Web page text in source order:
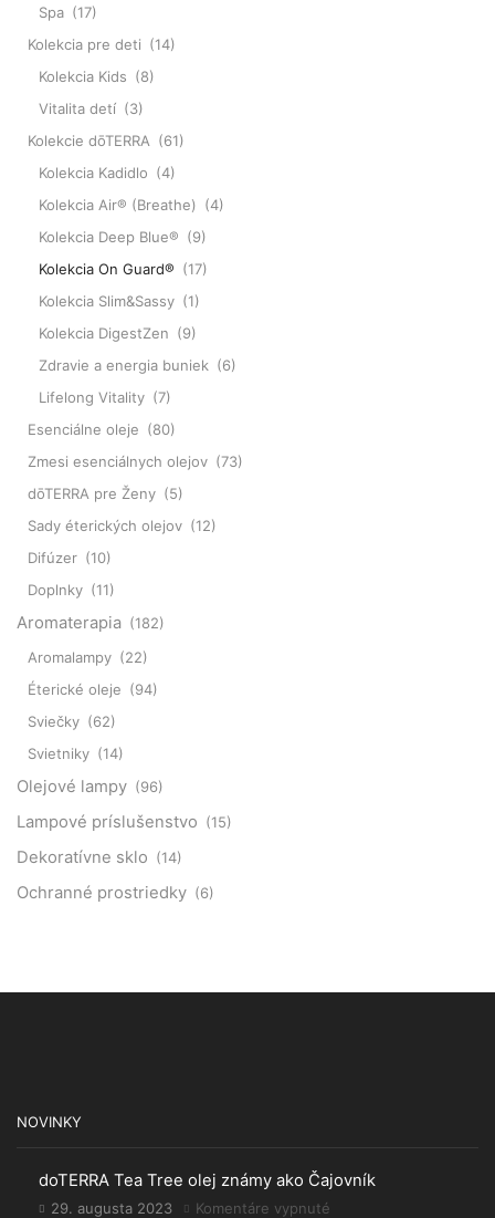
Spa (17)
Kolekcia pre deti (14)
Kolekcia Kids (8)
Vitalita detí (3)
Kolekcie dōTERRA (61)
Kolekcia Kadidlo (4)
Kolekcia Air® (Breathe) (4)
Kolekcia Deep Blue® (9)
Kolekcia On Guard® (17)
Kolekcia Slim&Sassy (1)
Kolekcia DigestZen (9)
Zdravie a energia buniek (6)
Lifelong Vitality (7)
Esenciálne oleje (80)
Zmesi esenciálnych olejov (73)
dōTERRA pre Ženy (5)
Sady éterických olejov (12)
Difúzer (10)
Doplnky (11)
Aromaterapia (182)
Aromalampy (22)
Éterické oleje (94)
Sviečky (62)
Svietniky (14)
Olejové lampy (96)
Lampové príslušenstvo (15)
Dekoratívne sklo (14)
Ochranné prostriedky (6)
NOVINKY
doTERRA Tea Tree olej známy ako Čajovník
29. augusta 2023 Komentáre vypnuté